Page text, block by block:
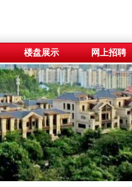
楼盘展示 网上招聘